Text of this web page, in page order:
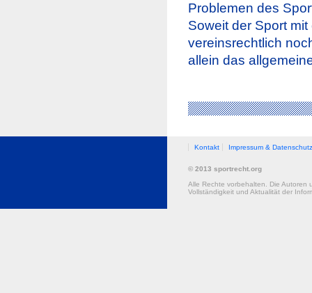
Problemen des
Soweit der Sport
vereinsrechtlich
allein das
Kontakt Impressum & Datenschutz
© 2013 sportrecht.org
Alle Rechte vorbehalten. Die Autoren
Vollständigkeit und Aktualität der